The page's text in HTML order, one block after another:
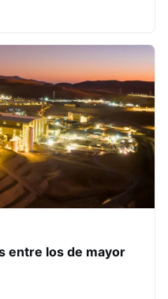
entre los de mayor